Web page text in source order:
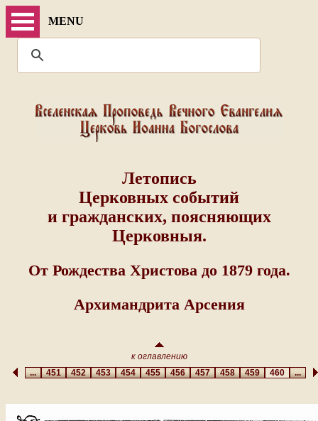
MENU
Летопись
Церковных событий
и гражданских, поясняющих
Церковныя.
От Рождества Христова до 1879 года.
Архимандрита Арсения
к оглавлению
...451452453454455456457458459 460 ...